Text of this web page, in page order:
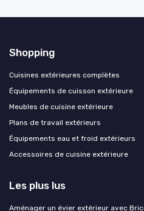
Shopping
Cuisines extérieures complètes
Équipements de cuisson extérieure
Meubles de cuisine extérieure
Plans de travail extérieurs
Équipements eau et froid extérieurs
Accessoires de cuisine extérieure
Les plus lus
Aménager un évier extérieur avec